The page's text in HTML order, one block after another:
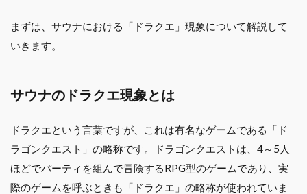
まずは、サウナにおける「ドラクエ」現象について解説して
いきます。
サウナのドラクエ現象とは
ドラクエという言葉ですが、これは有名なゲームである「ド
ラゴンクエスト」の略称です。ドラゴンクエストは、4～5人
ほどでパーティを組んで冒険するRPG型のゲームであり、実
際のゲームを呼ぶときも「ドラクエ」の略称が使われていま